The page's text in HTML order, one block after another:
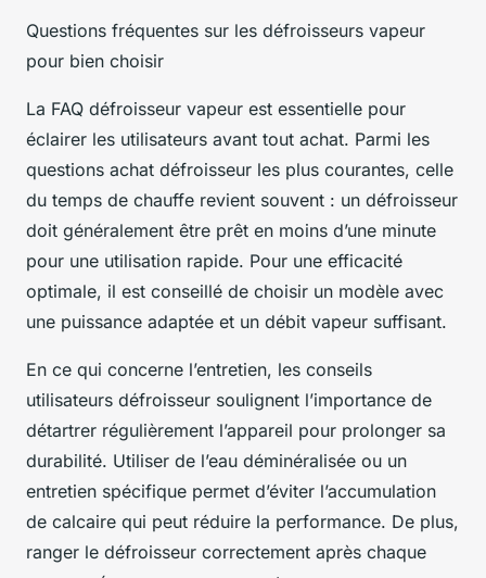
Questions fréquentes sur les défroisseurs vapeur
pour bien choisir
La FAQ défroisseur vapeur est essentielle pour
éclairer les utilisateurs avant tout achat. Parmi les
questions achat défroisseur les plus courantes, celle
du temps de chauffe revient souvent : un défroisseur
doit généralement être prêt en moins d’une minute
pour une utilisation rapide. Pour une efficacité
optimale, il est conseillé de choisir un modèle avec
une puissance adaptée et un débit vapeur suffisant.
En ce qui concerne l’entretien, les conseils
utilisateurs défroisseur soulignent l’importance de
détartrer régulièrement l’appareil pour prolonger sa
durabilité. Utiliser de l’eau déminéralisée ou un
entretien spécifique permet d’éviter l’accumulation
de calcaire qui peut réduire la performance. De plus,
ranger le défroisseur correctement après chaque